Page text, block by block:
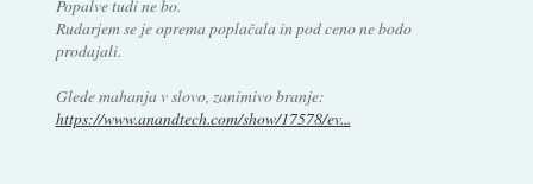
Popalve tudi ne bo.
Rudarjem se je oprema poplačala in pod ceno ne bodo
prodajali.
Glede mahanja v slovo, zanimivo branje:
https://www.anandtech.com/show/17578/ev...